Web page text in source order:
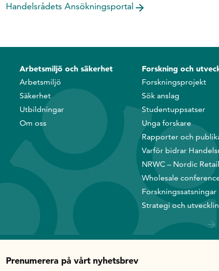
Handelsrådets Ansökningsportal
Arbetsmiljö och säkerhet
Arbetsmiljö
Säkerhet
Utbildningar
Om oss
Forskning och
Forskningsprojekt
Sök anslag
Studentuppsatser
Unga forskare
Rapporter och
Varför bidrar
NRWC – Nordic
Wholesale
Forskningssatsningar
Strategi och
Prenumerera på vårt nyhetsbrev